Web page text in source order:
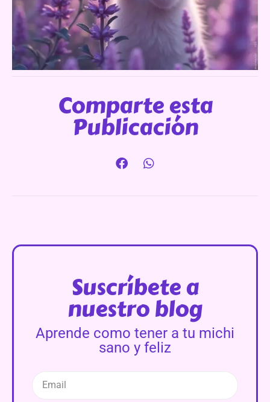
Comparte esta
Publicación
Suscríbete a
nuestro blog
Aprende como tener a tu michi
sano y feliz